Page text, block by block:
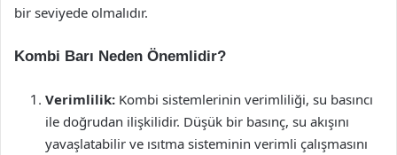
bir seviyede olmalıdır.
Kombi Barı Neden Önemlidir?
Verimlilik: Kombi sistemlerinin verimliliği, su basıncı
ile doğrudan ilişkilidir. Düşük bir basınç, su akışını
yavaşlatabilir ve ısıtma sisteminin verimli çalışmasını